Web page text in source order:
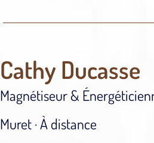
Cathy Ducasse
Magnétiseur &
Muret · À distance